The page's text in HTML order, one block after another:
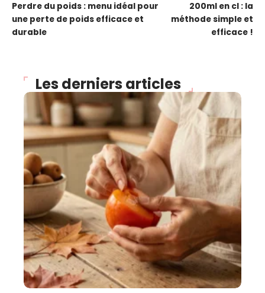
Perdre du poids : menu idéal pour
une perte de poids efficace et
durable
200ml en cl : la
méthode simple et
efficace !
Les derniers articles